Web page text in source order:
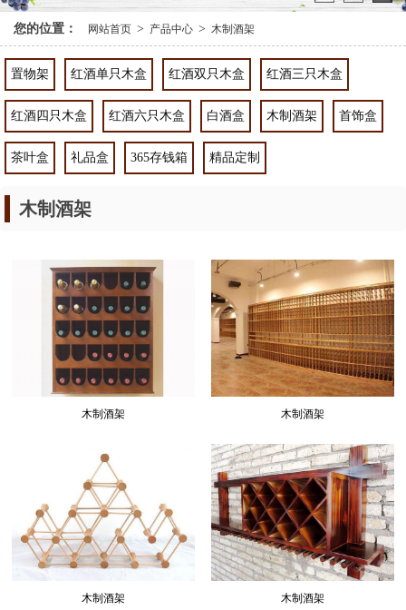
您的位置： 网站首页 > 产品中心 > 木制酒架
置物架 红酒单只木盒 红酒双只木盒 红酒三只木盒
红酒四只木盒 红酒六只木盒 白酒盒 木制酒架 首饰盒
茶叶盒 礼品盒 365存钱箱 精品定制
木制酒架
木制酒架 木制酒架
木制酒架 木制酒架